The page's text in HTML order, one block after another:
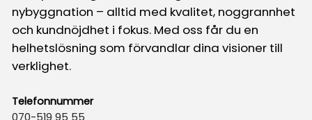
nybyggnation – alltid med kvalitet, noggrannhet
och kundnöjdhet i fokus. Med oss får du en
helhetslösning som förvandlar dina visioner till
verklighet.
Telefonnummer